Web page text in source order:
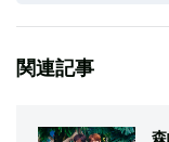
関連記事